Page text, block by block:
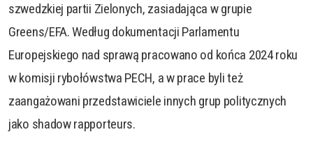
szwedzkiej partii Zielonych, zasiadająca w grupie
Greens/EFA. Według dokumentacji Parlamentu
Europejskiego nad sprawą pracowano od końca 2024 roku
w komisji rybołówstwa PECH, a w prace byli też
zaangażowani przedstawiciele innych grup politycznych
jako shadow rapporteurs.